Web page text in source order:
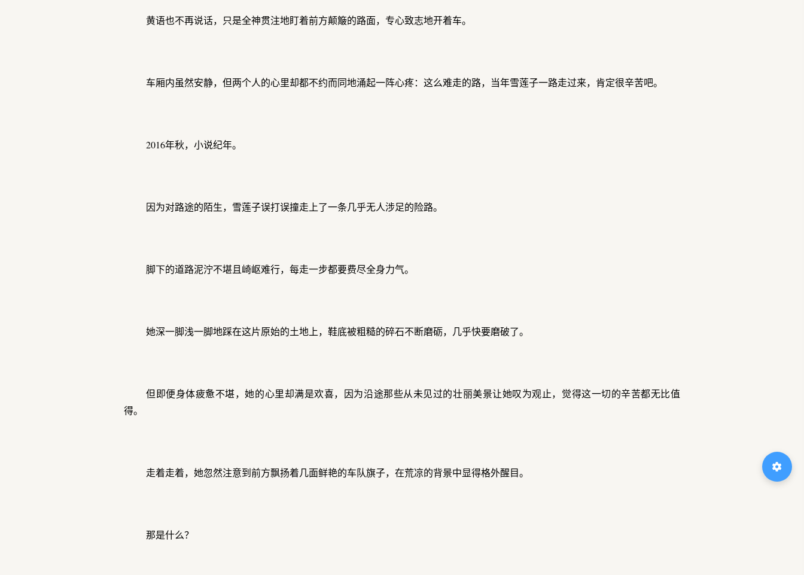
黄语也不再说话，只是全神贯注地盯着前方颠簸的路面，专心致志地开着车。
车厢内虽然安静，但两个人的心里却都不约而同地涌起一阵心疼：这么难走的路，当年雪莲子一路走过来，肯定很辛苦吧。
2016年秋，小说纪年。
因为对路途的陌生，雪莲子误打误撞走上了一条几乎无人涉足的险路。
脚下的道路泥泞不堪且崎岖难行，每走一步都要费尽全身力气。
她深一脚浅一脚地踩在这片原始的土地上，鞋底被粗糙的碎石不断磨砺，几乎快要磨破了。
但即便身体疲惫不堪，她的心里却满是欢喜，因为沿途那些从未见过的壮丽美景让她叹为观止，觉得这一切的辛苦都无比值
得。
走着走着，她忽然注意到前方飘扬着几面鲜艳的车队旗子，在荒凉的背景中显得格外醒目。
那是什么？